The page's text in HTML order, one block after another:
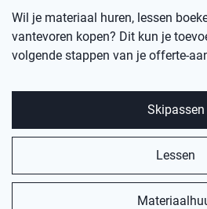
Wil je materiaal huren, lessen
vantevoren kopen? Dit kun je
volgende stappen van je offerte-
Skipassen
Lessen